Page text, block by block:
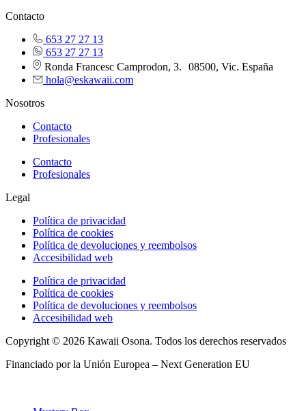
Contacto
653 27 27 13
653 27 27 13
Ronda Francesc Camprodon, 3. 08500, Vic. España
hola@eskawaii.com
Nosotros
Contacto
Profesionales
Contacto
Profesionales
Legal
Política de privacidad
Política de cookies
Política de devoluciones y reembolsos
Accesibilidad web
Política de privacidad
Política de cookies
Política de devoluciones y reembolsos
Accesibilidad web
Copyright © 2026 Kawaii Osona. Todos los derechos reservados
Financiado por la Unión Europea – Next Generation EU